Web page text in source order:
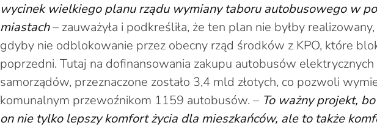
wycinek wielkiego planu rządu wymiany taboru autobusowego w
miastach– zauważyła i podkreśliła, że ten plan nie byłby realizowany,
gdyby nie odblokowanie przez obecny rząd środków z KPO, które
poprzedni. Tutaj na dofinansowania zakupu autobusów
samorządów, przeznaczone zostało 3,4 mld złotych, co pozwoli
komunalnym przewoźnikom 1159 autobusów. – To ważny projekt,
on nie tylko lepszy komfort życia dla mieszkańców, ale to także